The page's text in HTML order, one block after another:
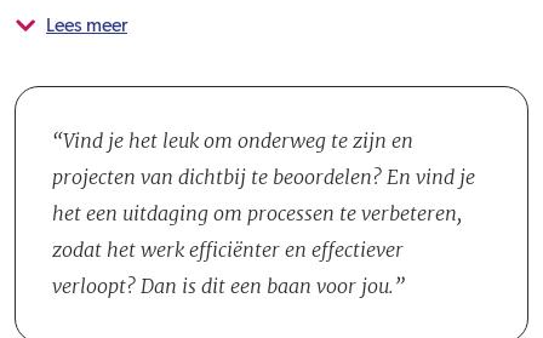
Je werkt samen met projectleiders, senior projectleiders en
zorgen dat de werkafspraken die met de ketenpartners zijn
gemaakt, goed worden nageleefd. Je bewaakt de uitvoering van
technische aspecten, de kwaliteit van de werkzaamheden en de
planning van de projecten. Als team bied je ondersteuning en zorg
Lees meer
Vind je het leuk om onderweg te zijn en
projecten van dichtbij te beoordelen? En vind je
het een uitdaging om processen te verbeteren,
zodat het werk efficiënter en effectiever
verloopt? Dan is dit een baan voor jou.